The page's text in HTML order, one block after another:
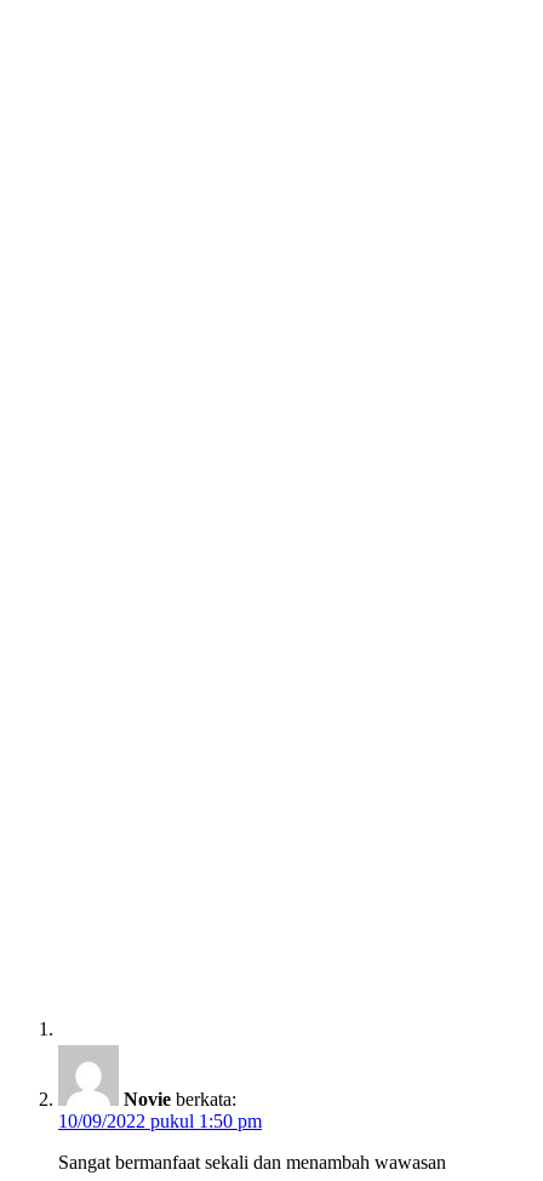
Novie berkata:
10/09/2022 pukul 1:50 pm
Sangat bermanfaat sekali dan menambah wawasan